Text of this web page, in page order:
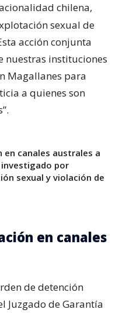
chilena,
sexual de
acción conjunta
nuestras instituciones
Magallanes para
a quienes son
en canales australes a
por
sexual y violación de
en canales
de detención
Juzgado de Garantía